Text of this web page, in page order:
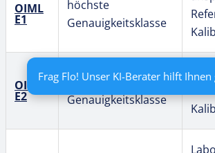
OIML
E1
höchste
Genauigkeitsklasse
OIML
E2
sehr hohe
Genauigkeitsklasse
Frag Flo! Unser KI-Berater hilft